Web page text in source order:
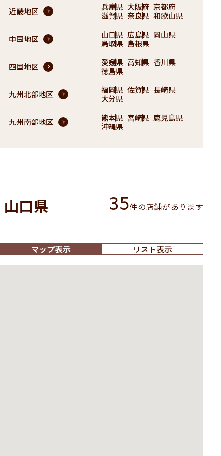
近畿地区 兵庫県 大阪府 京都府
滋賀県 奈良県 和歌山県
中国地区 山口県 広島県 岡山県
鳥取県 島根県
四国地区 愛媛県 高知県 香川県
徳島県
九州北部地区 福岡県 佐賀県 長崎県
大分県
九州南部地区 熊本県 宮崎県 鹿児島県
沖縄県
山口県 35件の店舗があります
マップ表示 リスト表示